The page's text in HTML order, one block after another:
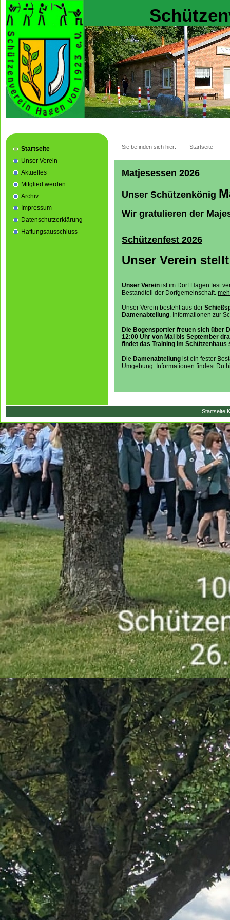
Startseite
Unser Verein
Aktuelles
Mitglied werden
Archiv
Impressum
Datenschutzerklärung
Haftungsausschluss
Sie befinden sich hier: Startseite
Matjesessen 2026
Unser Schützenkönig
Wir gratulieren der
Schützenfest 2026
Unser Verein
Unser Verein ist im Dorf Hagen fest
Bestandteil der Dorfgemeinschaft.
Unser Verein besteht aus der
Damenabteilung. Informationen zur
Die Bogensportler freuen sich über
12:00 Uhr von Mai bis September
findet das Training im Schützenhaus
Die Damenabteilung ist ein fester
Umgebung. Informationen findest Du
Startseite